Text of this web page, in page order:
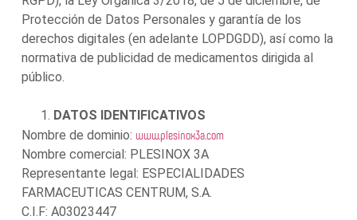
Protección de Datos Personales y garantía de los
derechos digitales (en adelante LOPDGDD), así como la
normativa de publicidad de medicamentos dirigida al
público.
DATOS IDENTIFICATIVOS
Nombre de dominio: www.plesinox3a.com
Nombre comercial: PLESINOX 3A
Representante legal: ESPECIALIDADES
FARMACEUTICAS CENTRUM, S.A.
C.I.F: A03023447